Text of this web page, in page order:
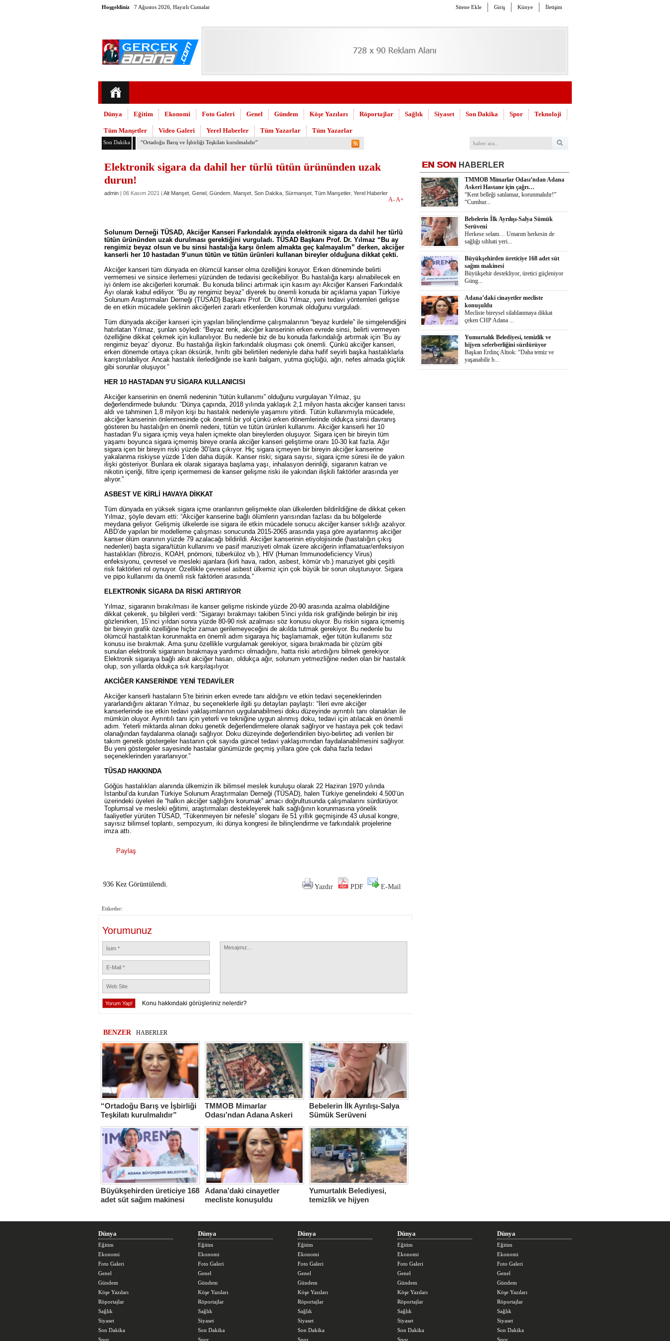
Hoşgeldiniz 7 Ağustos 2026, Hayırlı Cumalar Sitene Ekle Giriş Künye İletişim
Dünya Eğitim Ekonomi Foto Galeri Genel Gündem Köşe Yazıları Röportajlar Sağlık Siyaset Son Dakika Spor Teknoloji
Tüm Manşetler Video Galeri Yerel Haberler Tüm Yazarlar Tüm Yazarlar
Son Dakika TMMOB Mimarlar Odası’ndan Adana Askeri Hastane için çağrı…
Elektronik sigara da dahil her türlü tütün ürününden uzak
durun!
admin | 06 Kasım 2021 | Alt Manşet Genel Gündem Manşet Son Dakika Sürmanşet Tüm Manşetler, Yerel Haberler
A-A+
Solunum Derneği TÜSAD, Akciğer Kanseri Farkındalık ayında elektronik sigara da dahil her türlü
tütün ürününden uzak durulması gerektiğini vurguladı. TÜSAD Başkanı Prof. Dr. Yılmaz “Bu ay
rengimiz beyaz olsun ve bu sinsi hastalığa karşı önlem almakta geç kalmayalım” derken, akciğer
kanserli her 10 hastadan 9’unun tütün ve tütün ürünleri kullanan bireyler olduğuna dikkat çekti.
Akciğer kanseri tüm dünyada en ölümcül kanser olma özelliğini koruyor. Erken döneminde belirti
vermemesi ve sinsice ilerlemesi yüzünden de tedavisi gecikebiliyor. Bu hastalığa karşı alınabilecek en
iyi önlem ise akciğerleri korumak. Bu konuda bilinci artırmak için kasım ayı Akciğer Kanseri Farkındalık
Ayı olarak kabul ediliyor. “Bu ay rengimiz beyaz” diyerek bu önemli konuda bir açıklama yapan Türkiye
Solunum Araştırmaları Derneği (TÜSAD) Başkanı Prof. Dr. Ülkü Yılmaz, yeni tedavi yöntemleri gelişse
de en etkin mücadele şeklinin akciğerleri zararlı etkenlerden korumak olduğunu vurguladı.
Tüm dünyada akciğer kanseri için yapılan bilinçlendirme çalışmalarının “beyaz kurdele” ile simgelendiğini
hatırlatan Yılmaz, şunları söyledi: “Beyaz renk, akciğer kanserinin erken evrede sinsi, belirti vermeyen
özelliğine dikkat çekmek için kullanılıyor. Bu nedenle biz de bu konuda farkındalığı artırmak için ‘Bu ay
rengimiz beyaz’ diyoruz. Bu hastalığa ilişkin farkındalık oluşması çok önemli. Çünkü akciğer kanseri,
erken dönemde ortaya çıkan öksürük, hırıltı gibi belirtileri nedeniyle daha hafif seyirli başka hastalıklarla
karıştırılabiliyor. Ancak hastalık ilerlediğinde ise kanlı balgam, yutma güçlüğü, ağrı, nefes almada güçlük
gibi sorunlar oluşuyor.”
HER 10 HASTADAN 9’U SİGARA KULLANICISI
Akciğer kanserinin en önemli nedeninin “tütün kullanımı” olduğunu vurgulayan Yılmaz, şu
değerlendirmede bulundu: “Dünya çapında, 2018 yılında yaklaşık 2,1 milyon hasta akciğer kanseri tanısı
aldı ve tahminen 1,8 milyon kişi bu hastalık nedeniyle yaşamını yitirdi. Tütün kullanımıyla mücadele,
akciğer kanserinin önlenmesinde çok önemli bir yol çünkü erken dönemlerinde oldukça sinsi davranış
gösteren bu hastalığın en önemli nedeni, tütün ve tütün ürünleri kullanımı. Akciğer kanserli her 10
hastadan 9’u sigara içmiş veya halen içmekte olan bireylerden oluşuyor. Sigara içen bir bireyin tüm
yaşamı boyunca sigara içmemiş bireye oranla akciğer kanseri geliştirme oranı 10-30 kat fazla. Ağır
sigara içen bir bireyin riski yüzde 30’lara çıkıyor. Hiç sigara içmeyen bir bireyin akciğer kanserine
yakalanma riskiyse yüzde 1’den daha düşük. Kanser riski; sigara sayısı, sigara içme süresi ile de yakın
ilişki gösteriyor. Bunlara ek olarak sigaraya başlama yaşı, inhalasyon derinliği, sigaranın katran ve
nikotin içeriği, filtre içerip içermemesi de kanser gelişme riski ile yakından ilişkili faktörler arasında yer
alıyor.”
ASBEST VE KİRLİ HAVAYA DİKKAT
Tüm dünyada en yüksek sigara içme oranlarının gelişmekte olan ülkelerden bildirildiğine de dikkat çeken
Yılmaz, şöyle devam etti: “Akciğer kanserine bağlı ölümlerin yarısından fazlası da bu bölgelerde
meydana geliyor. Gelişmiş ülkelerde ise sigara ile etkin mücadele sonucu akciğer kanser sıklığı azalıyor.
ABD’de yapılan bir modelleme çalışması sonucunda 2015-2065 arasında yaşa göre ayarlanmış akciğer
kanser ölüm oranının yüzde 79 azalacağı bildirildi. Akciğer kanserinin etiyolojisinde (hastalığın çıkış
nedenleri) başta sigara/tütün kullanımı ve pasif maruziyeti olmak üzere akciğerin inflamatuar/enfeksiyon
hastalıkları (fibrozis, KOAH, pnömoni, tüberküloz vb.), HIV (Human Immunodeficiency Virus)
enfeksiyonu, çevresel ve mesleki ajanlara (kirli hava, radon, asbest, kömür vb.) maruziyet gibi çeşitli
risk faktörleri rol oynuyor. Özellikle çevresel asbest ülkemiz için çok büyük bir sorun oluşturuyor. Sigara
ve pipo kullanımı da önemli risk faktörleri arasında.”
ELEKTRONİK SİGARA DA RİSKİ ARTIRIYOR
Yılmaz, sigaranın bırakılması ile kanser gelişme riskinde yüzde 20-90 arasında azalma olabildiğine
dikkat çekerek, şu bilgileri verdi: “Sigarayı bırakmayı takiben 5’inci yılda risk grafiğinde belirgin bir iniş
gözlenirken, 15’inci yıldan sonra yüzde 80-90 risk azalması söz konusu oluyor. Bu riskin sigara içmemiş
bir bireyin grafik özelliğine hiçbir zaman gerilemeyeceğini de akılda tutmak gerekiyor. Bu nedenle bu
ölümcül hastalıktan korunmakta en önemli adım sigaraya hiç başlamamak, eğer tütün kullanımı söz
konusu ise bırakmak. Ama şunu özellikle vurgulamak gerekiyor, sigara bırakmada bir çözüm gibi
sunulan elektronik sigaranın bırakmaya yardımcı olmadığını, hatta riski artırdığını bilmek gerekiyor.
Elektronik sigaraya bağlı akut akciğer hasarı, oldukça ağır, solunum yetmezliğine neden olan bir hastalık
olup, son yıllarda oldukça sık karşılaşılıyor.
AKCİĞER KANSERİNDE YENİ TEDAVİLER
Akciğer kanserli hastaların 5’te birinin erken evrede tanı aldığını ve etkin tedavi seçeneklerinden
yararlandığını aktaran Yılmaz, bu seçeneklerle ilgili şu detayları paylaştı: “İleri evre akciğer
kanserlerinde ise etkin tedavi yaklaşımlarının uygulanabilmesi doku düzeyinde ayrıntılı tanı olanakları ile
mümkün oluyor. Ayrıntılı tanı için yeterli ve tekniğine uygun alınmış doku, tedavi için atılacak en önemli
adım. Yeterli miktarda alınan doku genetik değerlendirmelere olanak sağlıyor ve hastaya pek çok tedavi
olanağından faydalanma olanağı sağlıyor. Doku düzeyinde değerlendirilen biyo-belirteç adı verilen bir
takım genetik göstergeler hastanın çok sayıda güncel tedavi yaklaşımından faydalanabilmesini sağlıyor.
Bu yeni göstergeler sayesinde hastalar günümüzde geçmiş yıllara göre çok daha fazla tedavi
seçeneklerinden yararlanıyor.”
TÜSAD HAKKINDA
Göğüs hastalıkları alanında ülkemizin ilk bilimsel meslek kuruluşu olarak 22 Haziran 1970 yılında
İstanbul’da kurulan Türkiye Solunum Araştırmaları Derneği (TÜSAD), halen Türkiye genelindeki 4.500’ün
üzerindeki üyeleri ile “halkın akciğer sağlığını korumak” amacı doğrultusunda çalışmalarını sürdürüyor.
Toplumsal ve mesleki eğitimi, araştırmaları destekleyerek halk sağlığının korunmasına yönelik
faaliyetler yürüten TÜSAD, “Tükenmeyen bir nefesle” sloganı ile 51 yıllık geçmişinde 43 ulusal kongre,
sayısız bilimsel toplantı, sempozyum, iki dünya kongresi ile bilinçlendirme ve farkındalık projelerine
imza attı.
Paylaş
936 Kez Görüntülendi. Yazdır PDF E-Mail
Etiketler:
Yorumunuz
Konu hakkındaki görüşleriniz nelerdir?
BENZER HABERLER
“Ortadoğu Barış ve İşbirliği
Teşkilatı kurulmalıdır”
TMMOB Mimarlar
Odası’ndan Adana Askeri
Bebelerin İlk Ayrılışı-Salya
Sümük Serüveni
Büyükşehirden üreticiye 168
adet süt sağım makinesi
Adana’daki cinayetler
mecliste konuşuldu
Yumurtalık Belediyesi,
temizlik ve hijyen
EN SON HABERLER
TMMOB Mimarlar Odası’ndan Adana
Askeri Hastane için çağrı…
“Kent belleği satılamaz, korunmalıdır!”
“Cumhur...
Bebelerin İlk Ayrılışı-Salya Sümük
Serüveni
Herkese selam… Umarım herkesin de
sağlığı sıhhati yeri...
Büyükşehirden üreticiye 168 adet süt
sağım makinesi
Büyükşehir destekliyor, üretici güçleniyor
Güng...
Adana’daki cinayetler mecliste
konuşuldu
Mecliste bireysel silahlanmaya dikkat
çeken CHP Adana ...
Yumurtalık Belediyesi, temizlik ve
hijyen seferberliğini sürdürüyor
Başkan Erdinç Altıok: “Daha temiz ve
yaşanabilir b...
Dünya
Eğitim
Ekonomi
Foto Galeri
Genel
Gündem
Köşe Yazıları
Röportajlar
Sağlık
Siyaset
Son Dakika
Spor
Dünya
Eğitim
Ekonomi
Foto Galeri
Genel
Gündem
Köşe Yazıları
Röportajlar
Sağlık
Siyaset
Son Dakika
Spor
Dünya
Eğitim
Ekonomi
Foto Galeri
Genel
Gündem
Köşe Yazıları
Röportajlar
Sağlık
Siyaset
Son Dakika
Spor
Dünya
Eğitim
Ekonomi
Foto Galeri
Genel
Gündem
Köşe Yazıları
Röportajlar
Sağlık
Siyaset
Son Dakika
Spor
Dünya
Eğitim
Ekonomi
Foto Galeri
Genel
Gündem
Köşe Yazıları
Röportajlar
Sağlık
Siyaset
Son Dakika
Spor